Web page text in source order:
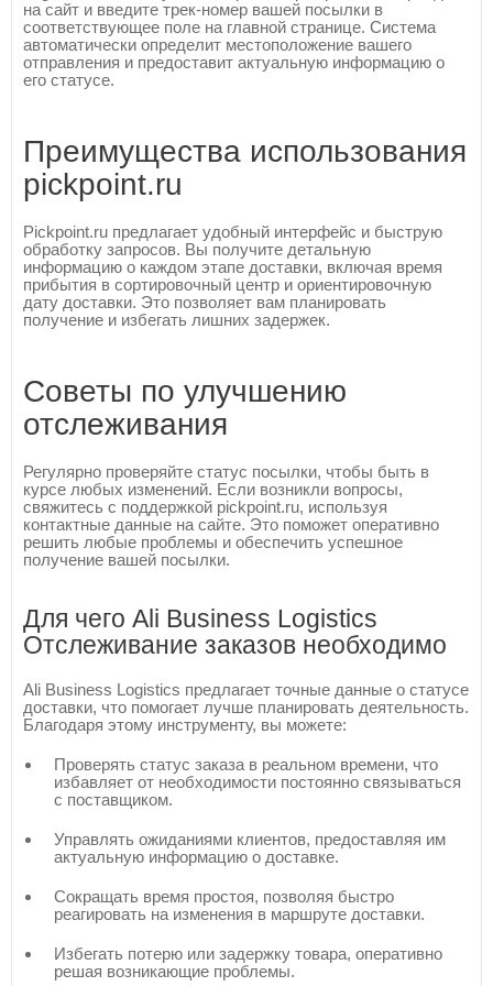
на сайт и введите трек-номер вашей посылки в
соответствующее поле на главной странице. Система
автоматически определит местоположение вашего
отправления и предоставит актуальную информацию о
его статусе.
Преимущества использования
pickpoint.ru
Pickpoint.ru предлагает удобный интерфейс и быструю
обработку запросов. Вы получите детальную
информацию о каждом этапе доставки, включая время
прибытия в сортировочный центр и ориентировочную
дату доставки. Это позволяет вам планировать
получение и избегать лишних задержек.
Советы по улучшению
отслеживания
Регулярно проверяйте статус посылки, чтобы быть в
курсе любых изменений. Если возникли вопросы,
свяжитесь с поддержкой pickpoint.ru, используя
контактные данные на сайте. Это поможет оперативно
решить любые проблемы и обеспечить успешное
получение вашей посылки.
Для чего Ali Business Logistics
Отслеживание заказов необходимо
Ali Business Logistics предлагает точные данные о статусе
доставки, что помогает лучше планировать деятельность.
Благодаря этому инструменту, вы можете:
Проверять статус заказа в реальном времени, что
избавляет от необходимости постоянно связываться
с поставщиком.
Управлять ожиданиями клиентов, предоставляя им
актуальную информацию о доставке.
Сокращать время простоя, позволяя быстро
реагировать на изменения в маршруте доставки.
Избегать потерю или задержку товара, оперативно
решая возникающие проблемы.